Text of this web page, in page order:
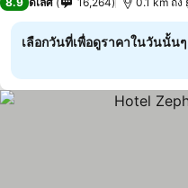
เลือกวันที่เพื่อดูราคาในวันนั้นๆ